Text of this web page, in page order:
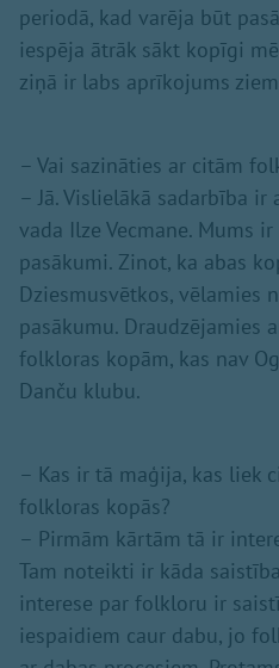
periodā, kad varēja būt
iespēja ātrāk sākt kopīgi
ziņā ir labs aprīkojums
– Vai sazināties ar citām
– Jā. Vislielākā sadarbība ir
vada Ilze Vecmane. Mums
pasākumi. Zinot, ka abas
Dziesmusvētkos, vēlamies
pasākumu. Draudzējamies
folkloras kopām, kas nav
Danču klubu.
– Kas ir tā maģija, kas liek
folkloras kopās?
– Pirmām kārtām tā ir
Tam noteikti ir kāda
interese par folkloru ir
iespaidiem caur dabu, jo